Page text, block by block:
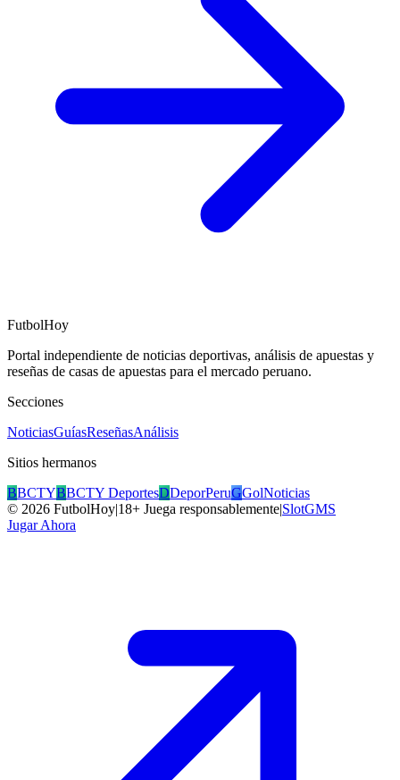
FutbolHoy
Portal independiente de noticias deportivas, análisis de apuestas y
reseñas de casas de apuestas para el mercado peruano.
Secciones
NoticiasGuíasReseñasAnálisis
Sitios hermanos
BBCTYBBCTY DeportesDDeporPeruGGolNoticias
© 2026 FutbolHoy|18+ Juega responsablemente|SlotGMS
Jugar Ahora